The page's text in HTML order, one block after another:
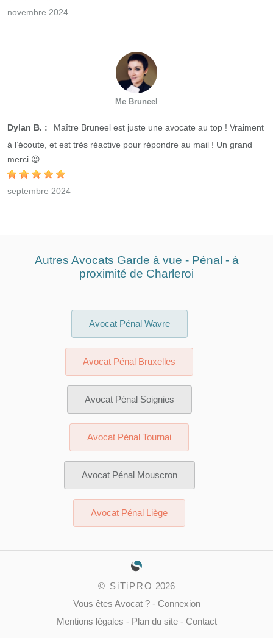
novembre 2024
Me Bruneel
Dylan B. :
Maître Bruneel est juste une avocate au top ! Vraiment
à l’écoute, et est très réactive pour répondre au mail ! Un grand
merci 😉
septembre 2024
Autres Avocats Garde à vue - Pénal - à
proximité de Charleroi
Avocat Pénal Wavre
Avocat Pénal Bruxelles
Avocat Pénal Soignies
Avocat Pénal Tournai
Avocat Pénal Mouscron
Avocat Pénal Liège
© SiTiPRO 2026
Vous êtes Avocat ?- Connexion
Mentions légales - Plan du site- Contact